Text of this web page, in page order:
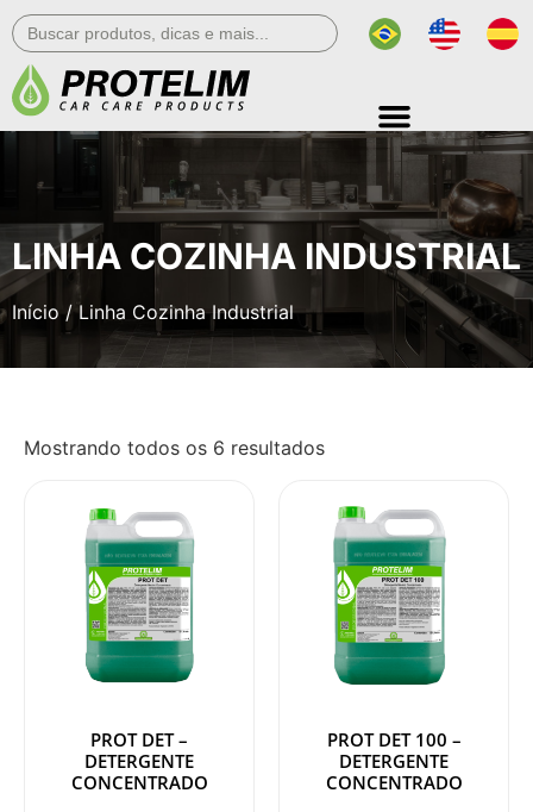
Search
for:
LINHA COZINHA INDUSTRIAL
Início/ Linha Cozinha Industrial
Mostrando todos os 6 resultados
PROT DET –
DETERGENTE
CONCENTRADO
PROT DET 100 –
DETERGENTE
CONCENTRADO